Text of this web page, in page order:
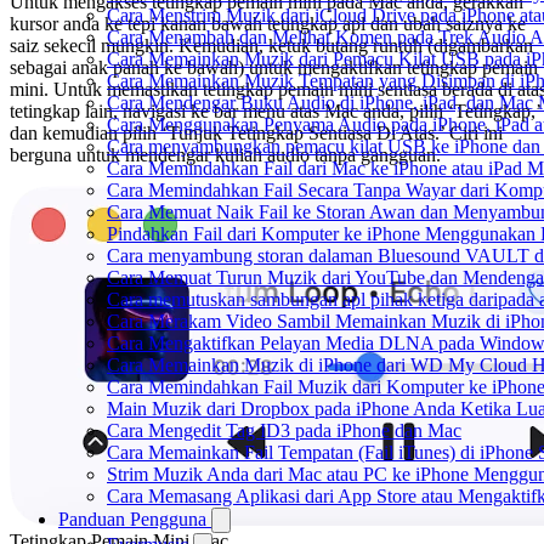
Cara Menstrim Muzik dari iCloud Drive pada iPhone
Cara Menambah dan Melihat Komen pada Trek Audio
Cara Memainkan Muzik dari Pemacu Kilat USB pada
Cara Memainkan Muzik Tempatan yang Disimpan di
Cara Mendengar Buku Audio di iPhone, iPad, dan Mac
Cara Menggunakan Penyama Audio pada iPhone, iPad
Cara menyambungkan pemacu kilat USB ke iPhone
Cara Memindahkan Fail dari Mac ke iPhone atau iPad
Cara Memindahkan Fail Secara Tanpa Wayar dari
Cara Memuat Naik Fail ke Storan Awan dan
Pindahkan Fail dari Komputer ke iPhone
Cara menyambung storan dalaman Bluesound VAULT
Cara Memuat Turun Muzik dari YouTube dan
Cara memutuskan sambungan apl pihak ketiga daripada
Cara Merakam Video Sambil Memainkan Muzik di
Cara Mengaktifkan Pelayan Media DLNA pada
Cara Memainkan Muzik di iPhone dari WD My Cloud
Cara Memindahkan Fail Muzik dari Komputer ke
Main Muzik dari Dropbox pada iPhone Anda Ketika
Cara Mengedit Tag ID3 pada iPhone dan Mac
Cara Memainkan Fail Tempatan (Fail iTunes) di iPhone
Strim Muzik Anda dari Mac atau PC ke iPhone
Cara Memasang Aplikasi dari App Store atau
Panduan Pengguna
kursor anda ke tepi kanan bawah tetingkap apl dan ubah saiznya ke
saiz sekecil mungkin. Kemudian, ketuk butang runtuh (digambarkan
sebagai anak panah ke bawah) untuk mengaktifkan tetingkap pemain
mini. Untuk memastikan tetingkap pemain mini sentiasa berada di
tetingkap lain, navigasi ke bar menu atas Mac anda, pilih ‘Tetingkap,’
dan kemudian pilih ‘Tunjuk Tetingkap Sentiasa Di Atas.’ Ciri ini
berguna untuk mendengar kuliah audio tanpa gangguan.